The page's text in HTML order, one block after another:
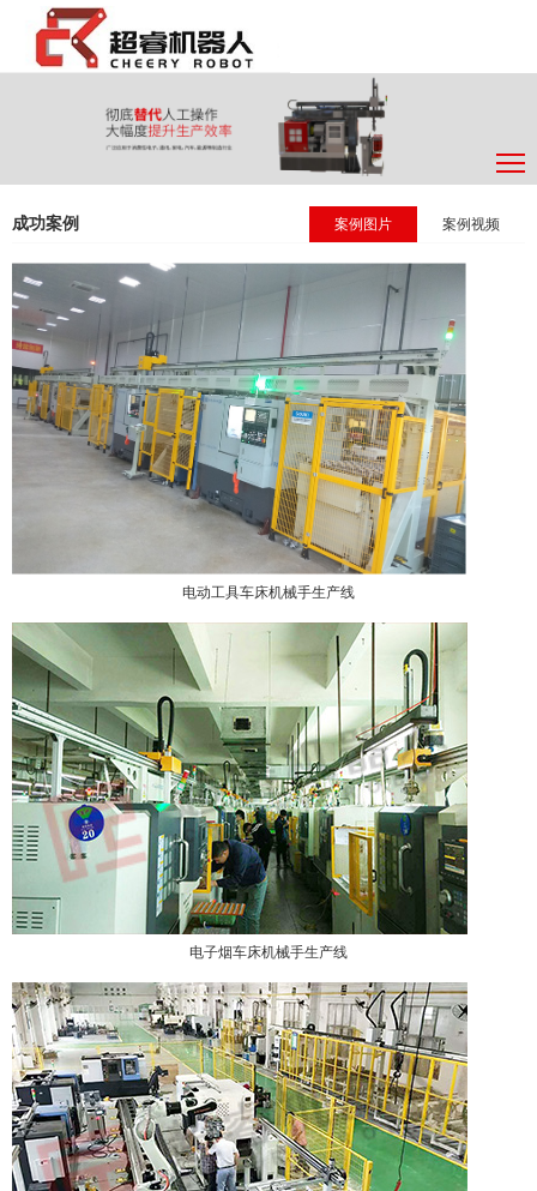
案例图片 案例视频
成功案例
电动工具车床机械手生产线
电子烟车床机械手生产线